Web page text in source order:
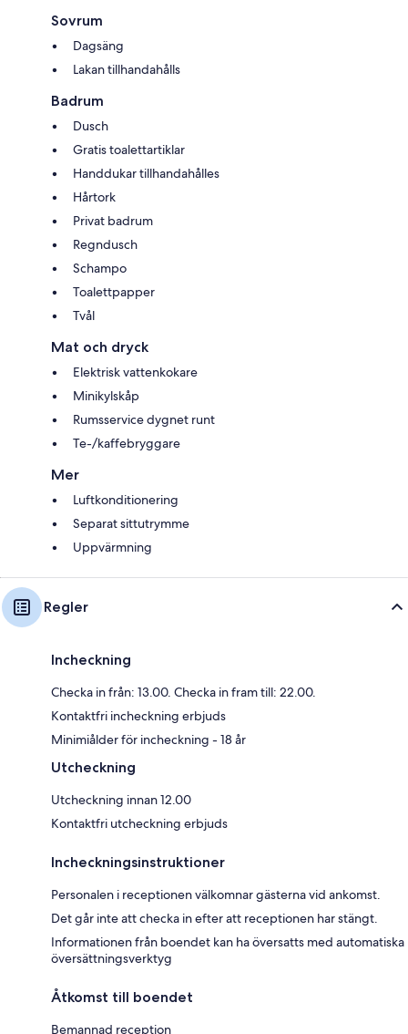
Sovrum
Dagsäng
Lakan tillhandahålls
Badrum
Dusch
Gratis toalettartiklar
Handdukar tillhandahålles
Hårtork
Privat badrum
Regndusch
Schampo
Toalettpapper
Tvål
Mat och dryck
Elektrisk vattenkokare
Minikylskåp
Rumsservice dygnet runt
Te-/kaffebryggare
Mer
Luftkonditionering
Separat sittutrymme
Uppvärmning
Regler
Incheckning
Checka in från: 13.00. Checka in fram till: 22.00.
Kontaktfri incheckning erbjuds
Minimiålder för incheckning - 18 år
Utcheckning
Utcheckning innan 12.00
Kontaktfri utcheckning erbjuds
Incheckningsinstruktioner
Personalen i receptionen välkomnar gästerna vid ankomst.
Det går inte att checka in efter att receptionen har stängt.
Informationen från boendet kan ha översatts med automatiska
översättningsverktyg
Åtkomst till boendet
Bemannad reception